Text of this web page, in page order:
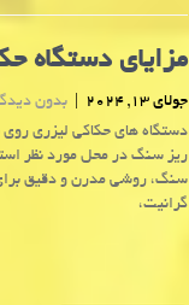
مزایای دستگاه
جولای 13, 2024 بدون
دستگاه های حکاکی لیزری روی
ریز سنگ در محل مورد نظر
سنگ، روشی مدرن و دقیق
گرانیت،